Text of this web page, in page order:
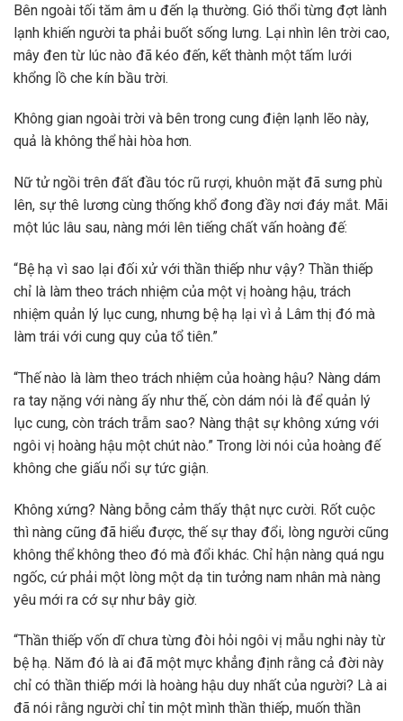
Bên ngoài tối tăm âm u đến lạ thường. Gió thổi từng đợt lành
lạnh khiến người ta phải buốt sống lưng. Lại nhìn lên trời cao,
mây đen từ lúc nào đã kéo đến, kết thành một tấm lưới
khổng lồ che kín bầu trời.
Không gian ngoài trời và bên trong cung điện lạnh lẽo này,
quả là không thể hài hòa hơn.
Nữ tử ngồi trên đất đầu tóc rũ rượi, khuôn mặt đã sưng phù
lên, sự thê lương cùng thống khổ đong đầy nơi đáy mắt. Mãi
một lúc lâu sau, nàng mới lên tiếng chất vấn hoàng đế:
“Bệ hạ vì sao lại đối xử với thần thiếp như vậy? Thần thiếp
chỉ là làm theo trách nhiệm của một vị hoàng hậu, trách
nhiệm quản lý lục cung, nhưng bệ hạ lại vì ả Lâm thị đó mà
làm trái với cung quy của tổ tiên.”
“Thế nào là làm theo trách nhiệm của hoàng hậu? Nàng dám
ra tay nặng với nàng ấy như thế, còn dám nói là để quản lý
lục cung, còn trách trẫm sao? Nàng thật sự không xứng với
ngôi vị hoàng hậu một chút nào.” Trong lời nói của hoàng đế
không che giấu nổi sự tức giận.
Không xứng? Nàng bỗng cảm thấy thật nực cười. Rốt cuộc
thì nàng cũng đã hiểu được, thế sự thay đổi, lòng người cũng
không thể không theo đó mà đổi khác. Chỉ hận nàng quá ngu
ngốc, cứ phải một lòng một dạ tin tưởng nam nhân mà nàng
yêu mới ra cớ sự như bây giờ.
“Thần thiếp vốn dĩ chưa từng đòi hỏi ngôi vị mẫu nghi này từ
bệ hạ. Năm đó là ai đã một mực khẳng định rằng cả đời này
chỉ có thần thiếp mới là hoàng hậu duy nhất của người? Là ai
đã nói rằng người chỉ tin một mình thần thiếp, muốn thần